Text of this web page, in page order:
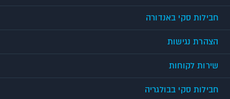
חבילות סקי באנדורה
הצהרת נגישות
שירות לקוחות
חבילות סקי בבולגריה